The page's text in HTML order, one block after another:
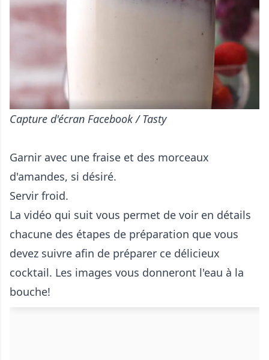
Capture d'écran Facebook / Tasty
Garnir avec une fraise et des morceaux
d'amandes, si désiré.
Servir froid.
La vidéo qui suit vous permet de voir en détails
chacune des étapes de préparation que vous
devez suivre afin de préparer ce délicieux
cocktail. Les images vous donneront l'eau à la
bouche!